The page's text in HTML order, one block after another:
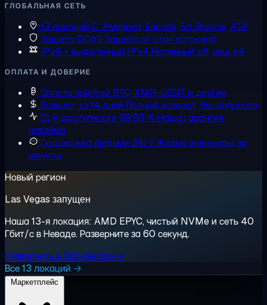
ГЛОБАЛЬНАЯ СЕТЬ
13 локаций С. Америка, Европа, Бл. Восток, АТР
Защита DDoS Защита от атак встроена
IPv6 + выделенный IPv4 Нативный v6, ваш v4
ОПЛАТА И ДОВЕРИЕ
Оплата криптой BTC, XMR, USDT и другие
Возврат за 14 дней Полный возврат, без вопросов
SLA доступности 99,95 % Наша гарантия
аптайма
Поддержка людьми 24/7Живые инженеры, за
минуты
Новый регион
Las Vegas запущен
Наша 13-я локация: AMD EPYC, чистый NVMe и сеть 40
Гбит/с в Неваде. Разверните за 60 секунд.
Развернуть в Лас-Вегасе →
Все 13 локаций →